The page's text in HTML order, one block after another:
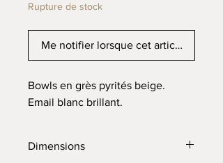
Rupture de stock
Me notifier lorsque cet article est
Bowls en grès pyrités beige.
Email blanc brillant.
Dimensions